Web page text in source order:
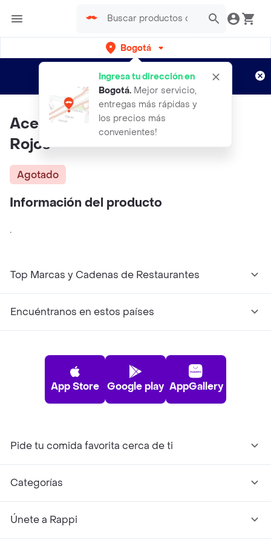
Bogotá
Ingresa tu dirección en
Bogotá. Mejor servicio,
entregas más rápidas y
los precios más
convenientes!
envíos gratis por semanas
Aplican TyC
Aceite Caliente Sabor A Frutos
Rojos
Agotado
Información del producto
.
Top Marcas y Cadenas de Restaurantes
Encuéntranos en estos países
App Store Google play AppGallery
Pide tu comida favorita cerca de ti
Categorías
Únete a Rappi